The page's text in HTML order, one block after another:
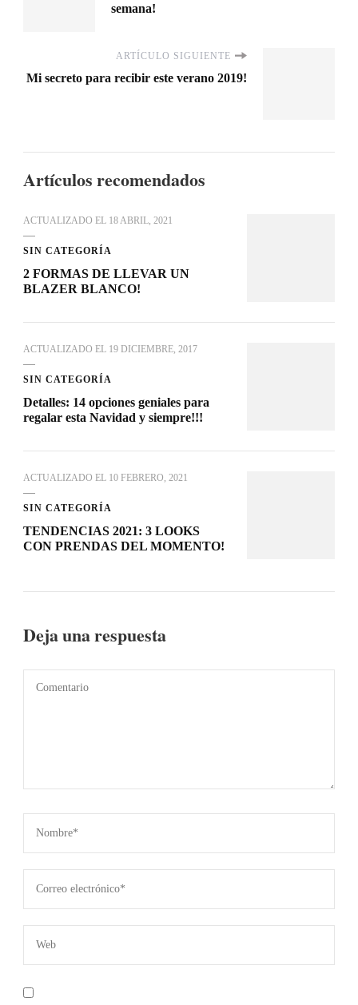
semana!
ARTÍCULO SIGUIENTE
Mi secreto para recibir este verano 2019!
Artículos recomendados
ACTUALIZADO EL 18 ABRIL, 2021
SIN CATEGORÍA
2 FORMAS DE LLEVAR UN
BLAZER BLANCO!
ACTUALIZADO EL 19 DICIEMBRE, 2017
SIN CATEGORÍA
Detalles: 14 opciones geniales para
regalar esta Navidad y siempre!!!
ACTUALIZADO EL 10 FEBRERO, 2021
SIN CATEGORÍA
TENDENCIAS 2021: 3 LOOKS
CON PRENDAS DEL MOMENTO!
Deja una respuesta